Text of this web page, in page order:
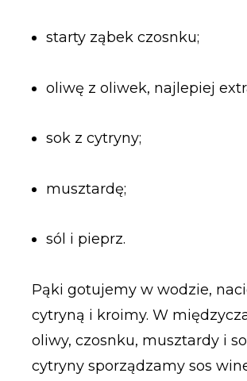
starty ząbek czosnku;
oliwę z oliwek, najlepiej
sok z cytryny;
musztardę;
sól i pieprz.
Pąki gotujemy w wodzie,
cytryną i kroimy. W
oliwy, czosnku, musztardy i
cytryny sporządzamy sos